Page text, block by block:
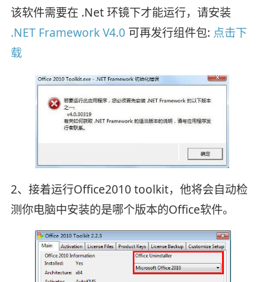
该软件需要在 .Net 环镜下才能运行，请安装
.NET Framework V4.0 可再发行组件包: 点击下
载
2、接着运行Office2010 toolkit，他将会自动检
测你电脑中安装的是哪个版本的Office软件。